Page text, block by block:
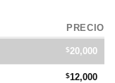
PRECIO
$20,000
$12,000